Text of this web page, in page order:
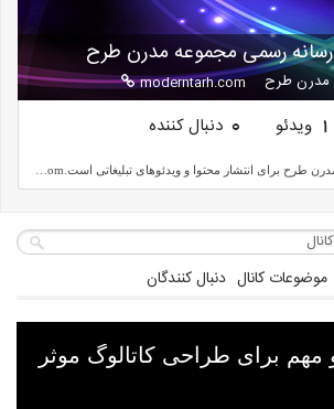
رسانه رسمی مجموعه مدرن طرح
مدرن طرح moderntarh.com
1 ویدئو 0 دنبال کننده
موضوعات کانال دنبال کنندگان